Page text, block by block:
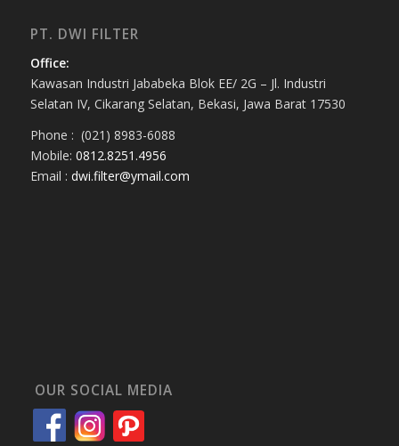
PT. DWI FILTER
Office:
Kawasan Industri Jababeka Blok EE/ 2G – Jl. Industri
Selatan IV, Cikarang Selatan, Bekasi, Jawa Barat 17530
Phone : (021) 8983-6088
Mobile: 0812.8251.4956
Email : dwi.filter@ymail.com
OUR SOCIAL MEDIA